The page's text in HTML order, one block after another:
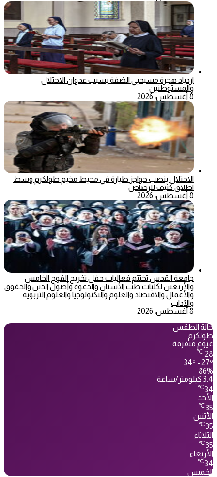
ازدياد هجرة مسيحيي الضفة بسبب عدوان الاحتلال
والمستوطنين
8 أغسطس، 2026
الاحتلال ينصب حواجز طيارة في محيط مخيم طولكرم وسط
اطلاق كثيف للرصاص
8 أغسطس، 2026
جامعة القدس تختتم فعاليات حفل تخريج الفوج الخامس
والأربعين لكليات طب الأسنان والدعوة وأصول الدين والحقوق
والأعمال والاقتصاد والعلوم والتكنولوجيا والعلوم التربوية
والآداب
8 أغسطس، 2026
حالة الطقس
طولكرم
غيوم متفرقة
28
℃
34º - 27º
86%
3.4 كيلومتر/ساعة
34
℃
الأحد
35
℃
الأثنين
35
℃
الثلاثاء
35
℃
الأربعاء
34
℃
الخميس